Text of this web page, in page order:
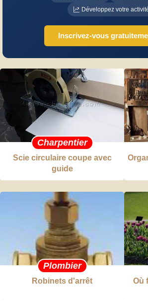
Développez votre
Inscrivez-vous
Charpentier
Scie circulaire coupe avec
guide
Plombier
Robinets d'arrêt Où